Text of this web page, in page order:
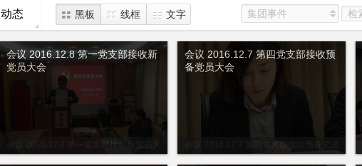
动态 黑板 线框 文字 集团事件
会议 2016.12.8 第一党支部接收新党员大
会议 2016.12.8 第一党支部接收新
党员大会
会议 2016.12.7 第四党支部接收预备党员
会议 2016.12.7 第四党支部接收预
备党员大会